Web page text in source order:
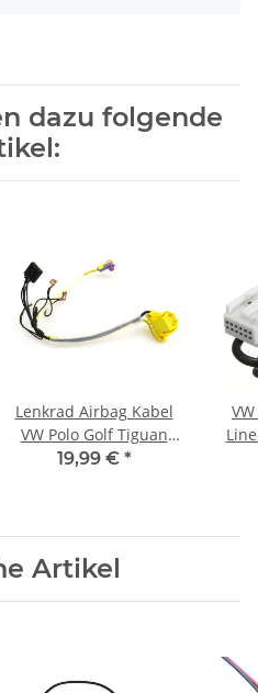
dazu folgende
Lenkrad Airbag Kabel
VW Polo Golf Tiguan
Touran 5K0971584C MFL
19,99 € *
Artikel